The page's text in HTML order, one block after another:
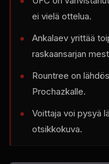
ei vielä ottelua.
Ankalaev yrittää
raskaansarjan
Rountree on
Prochazkalle.
Voittaja voi pysyä
otsikkokuva.